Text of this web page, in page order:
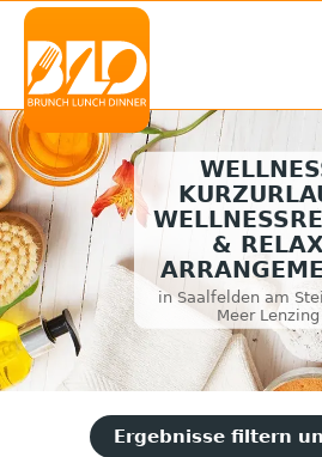
& RELAX
in Saalfelden am
Meer Lenzing
Ergebnisse filtern